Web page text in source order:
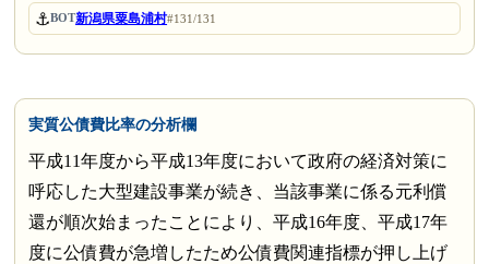
⚓BOT新潟県粟島浦村#131/131
実質公債費比率の分析欄
平成11年度から平成13年度において政府の経済対策に
呼応した大型建設事業が続き、当該事業に係る元利償
還が順次始まったことにより、平成16年度、平成17年
度に公債費が急増したため公債費関連指標が押し上げ